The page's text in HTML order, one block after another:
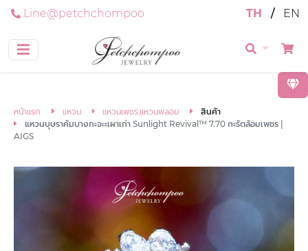
Line@petchchompoo TH / EN
หน้าแรก แหวน แหวนเพชร,แหวนพลอย
สินค้า
แหวนบุษราคัมบางกะจะะเผาเก่า Sunlight Revival™ 7.70 กะรัตล้อมเพชร |
AIGS